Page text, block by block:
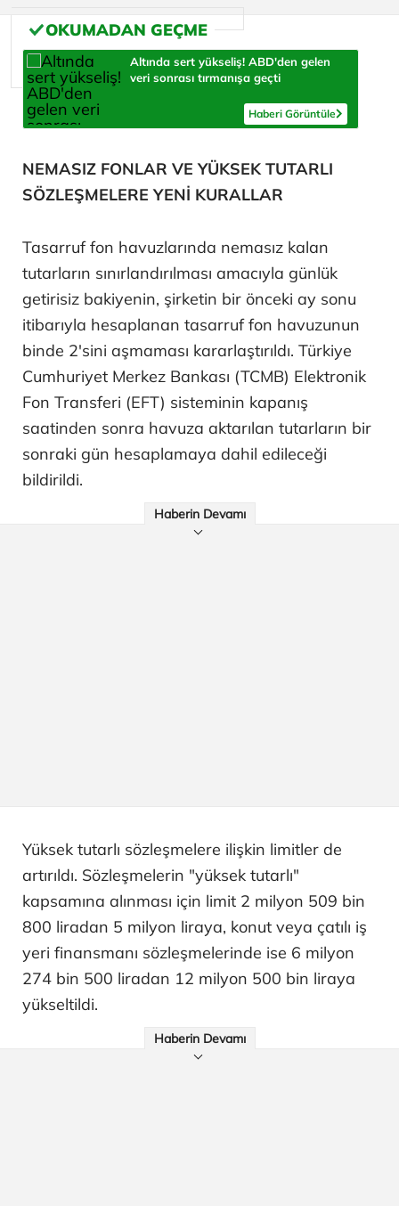
Altında sert yükseliş! ABD'den gelen
veri sonrası tırmanışa geçti
Haberi Görüntüle
NEMASIZ FONLAR VE YÜKSEK TUTARLI
SÖZLEŞMELERE YENİ KURALLAR
Tasarruf fon havuzlarında nemasız kalan
tutarların sınırlandırılması amacıyla günlük
getirisiz bakiyenin, şirketin bir önceki ay sonu
itibarıyla hesaplanan tasarruf fon havuzunun
binde 2'sini aşmaması kararlaştırıldı. Türkiye
Cumhuriyet Merkez Bankası (TCMB) Elektronik
Fon Transferi (EFT) sisteminin kapanış
saatinden sonra havuza aktarılan tutarların bir
sonraki gün hesaplamaya dahil edileceği
bildirildi.
Haberin Devamı
Yüksek tutarlı sözleşmelere ilişkin limitler de
artırıldı. Sözleşmelerin "yüksek tutarlı"
kapsamına alınması için limit 2 milyon 509 bin
800 liradan 5 milyon liraya, konut veya çatılı iş
yeri finansmanı sözleşmelerinde ise 6 milyon
274 bin 500 liradan 12 milyon 500 bin liraya
yükseltildi.
Haberin Devamı